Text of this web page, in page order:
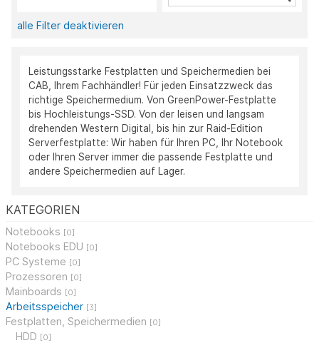
KATEGORIEN
Notebooks [0]
Notebooks EDU [0]
PC Systeme [0]
Prozessoren [0]
Mainboards [0]
Arbeitsspeicher [3]
Festplatten, Speichermedien [0]
HDD [0]
alle Filter deaktivieren
Leistungsstarke Festplatten und Speichermedien bei
CAB, Ihrem Fachhändler! Für jeden Einsatzzweck das
richtige Speichermedium. Von GreenPower-Festplatte
bis Hochleistungs-SSD. Von der leisen und langsam
drehenden Western Digital, bis hin zur Raid-Edition
Serverfestplatte: Wir haben für Ihren PC, Ihr Notebook
oder Ihren Server immer die passende Festplatte und
andere Speichermedien auf Lager.